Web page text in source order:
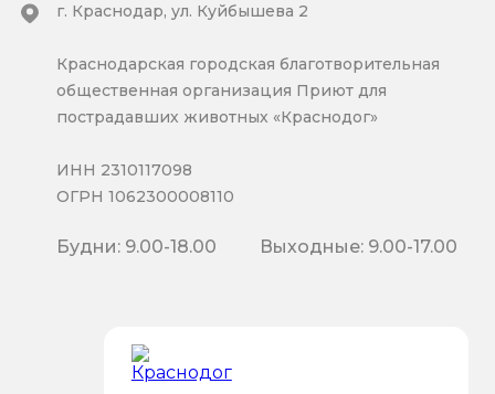
г. Краснодар, ул. Куйбышева 2
Краснодарская городская благотворительная
общественная организация Приют для
пострадавших животных «Краснодог»
ИНН 2310117098
ОГРН 1062300008110
Будни: 9.00-18.00 Выходные: 9.00-17.00